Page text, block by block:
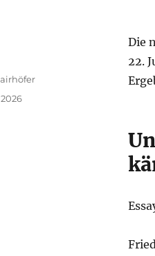
Die
22.